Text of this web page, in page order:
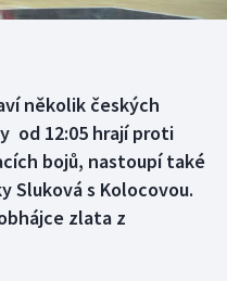
několik českých
od 12:05 hrají proti
bojů, nastoupí také
Sluková s Kolocovou.
zlata z